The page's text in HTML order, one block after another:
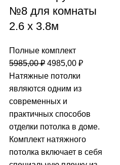
₽.
№8 для комнаты
2.6 х 3.8м
Полные комплект
5985,00₽ Первоначальная
цена
составляла
5985,00 ₽.
4985,00 ₽Текущая
Натяжные потолки
являются одним из
современных и
практичных способов
отделки потолка в доме.
Комплект натяжного
потолка включает в себя